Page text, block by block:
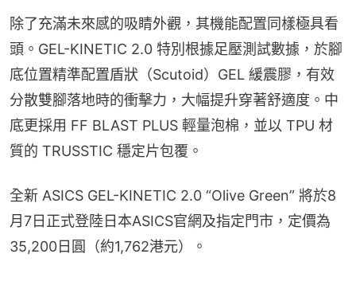
除了充滿未來感的吸睛外觀，其機能配置同樣極具看
頭。GEL-KINETIC 2.0 特別根據足壓測試數據，於腳
底位置精準配置盾狀（Scutoid）GEL 緩震膠，有效
分散雙腳落地時的衝擊力，大幅提升穿著舒適度。中
底更採用 FF BLAST PLUS 輕量泡棉，並以 TPU 材
質的 TRUSSTIC 穩定片包覆。
全新 ASICS GEL-KINETIC 2.0 “Olive Green” 將於8
月7日正式登陸日本ASICS官網及指定門市，定價為
35,200日圓（約1,762港元）。